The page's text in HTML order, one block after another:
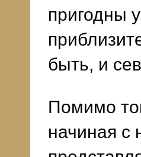
пригодны
быть, и
Помимо
начиная с